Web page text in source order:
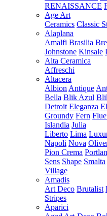
RENAISSANCE
Age Art
Ceramics Classic
Alaplana
Amalfi Brasilia
Johnstone Kinsale
Alta Ceramica
Affreschi
Altacera
Albion Antique
Bella Blik Azul
Detroit Eleganza
Groundy Fern
Islandia Julia
Liberto Lima
Napoli Nova
Pion Crema
Sens Shape Smalta
Village
Amadis
Art Deco Brutalist
Stripes
Aparici